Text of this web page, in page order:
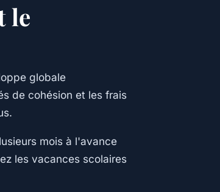
le
globale
de cohésion et les frais
mois à l'avance
les vacances scolaires